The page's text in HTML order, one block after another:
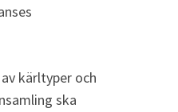
kärltyper och
ska